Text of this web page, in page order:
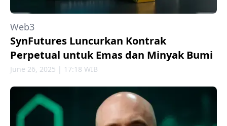
Web3
SynFutures Luncurkan Kontrak
Perpetual untuk Emas dan Minyak Bumi
June 26, 2025 | 17:18 WIB